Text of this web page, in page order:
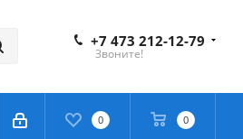
+7 473 212-12-79
Звоните!
0 0